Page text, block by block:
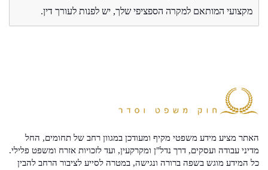
מקצועי המותאם למקרה הספציפי שלך, יש לפנות לעורך דין.
האתר מציע מידע משפטי מקיף ומעודכן במגוון רחב של תחומים, החל
מדיני עבודה ועסקים, דרך נדל"ן ומקרקעין, ועד לזכויות אזרח ומשפט פלילי.
כל המידע מוגש בשפה ברורה ונגישה, במטרה לסייע לציבור הרחב להבין